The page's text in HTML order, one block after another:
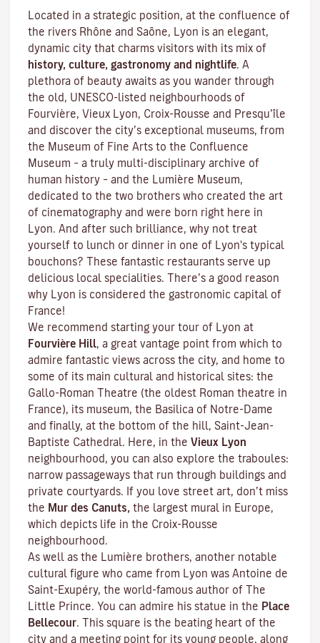
Located in a strategic position, at the confluence of
the rivers Rhône and Saône, Lyon is an elegant,
dynamic city that charms visitors with its mix of
history, culture, gastronomy and nightlife. A
plethora of beauty awaits as you wander through
the old, UNESCO-listed neighbourhoods of
Fourvière, Vieux Lyon, Croix-Rousse and Presqu’île
and discover the city’s exceptional museums, from
the Museum of Fine Arts to the Confluence
Museum – a truly multi-disciplinary archive of
human history – and the Lumière Museum,
dedicated to the two brothers who created the art
of cinematography and were born right here in
Lyon. And after such brilliance, why not treat
yourself to lunch or dinner in one of Lyon's typical
bouchons? These fantastic restaurants serve up
delicious local specialities. There’s a good reason
why Lyon is considered the gastronomic capital of
France!
We recommend starting your tour of Lyon at
Fourvière Hill, a great vantage point from which to
admire fantastic views across the city, and home to
some of its main cultural and historical sites: the
Gallo-Roman Theatre (the oldest Roman theatre in
France), its museum, the Basilica of Notre-Dame
and finally, at the bottom of the hill, Saint-Jean-
Baptiste Cathedral. Here, in the Vieux Lyon
neighbourhood, you can also explore the traboules:
narrow passageways that run through buildings and
private courtyards. If you love street art, don’t miss
the Mur des Canuts, the largest mural in Europe,
which depicts life in the Croix-Rousse
neighbourhood.
As well as the Lumière brothers, another notable
cultural figure who came from Lyon was Antoine de
Saint-Exupéry, the world-famous author of The
Little Prince. You can admire his statue in the Place
Bellecour. This square is the beating heart of the
city and a meeting point for its young people, along